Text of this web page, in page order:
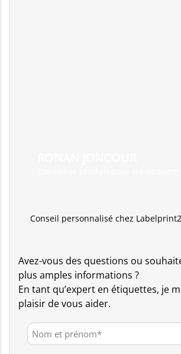
Conseil personnalisé chez
Avez-vous des questions ou
plus amples informations ?
En tant qu’expert en étiquettes, je
plaisir de vous aider.